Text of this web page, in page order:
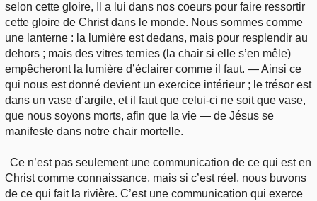
selon cette gloire, Il a lui dans nos coeurs pour faire ressortir
cette gloire de Christ dans le monde. Nous sommes comme
une lanterne : la lumière est dedans, mais pour resplendir au
dehors ; mais des vitres ternies (la chair si elle s’en mêle)
empêcheront la lumière d’éclairer comme il faut. — Ainsi ce
qui nous est donné devient un exercice intérieur ; le trésor est
dans un vase d’argile, et il faut que celui-ci ne soit que vase,
que nous soyons morts, afin que la vie — de Jésus se
manifeste dans notre chair mortelle.
Ce n’est pas seulement une communication de ce qui est en
Christ comme connaissance, mais si c’est réel, nous buvons
de ce qui fait la rivière. C’est une communication qui exerce